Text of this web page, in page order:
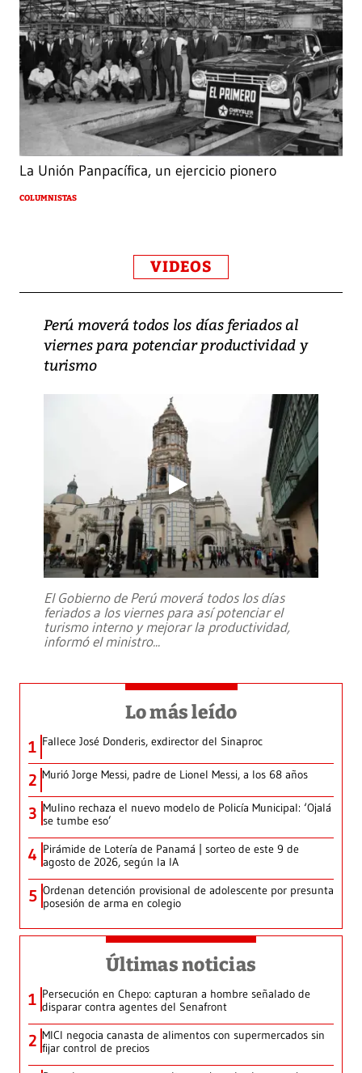
La Unión Panpacífica, un ejercicio pionero
COLUMNISTAS
VIDEOS
Perú moverá todos los días feriados al
viernes para potenciar productividad y
turismo
El Gobierno de Perú moverá todos los días
feriados a los viernes para así potenciar el
turismo interno y mejorar la productividad,
informó el ministro...
Lo más leído
1 Fallece José Donderis, exdirector del Sinaproc
2 Murió Jorge Messi, padre de Lionel Messi, a los 68 años
3 Mulino rechaza el nuevo modelo de Policía Municipal: ‘Ojalá
se tumbe eso’
4 Pirámide de Lotería de Panamá | sorteo de este 9 de
agosto de 2026, según la IA
5 Ordenan detención provisional de adolescente por presunta
posesión de arma en colegio
Últimas noticias
1 Persecución en Chepo: capturan a hombre señalado de
disparar contra agentes del Senafront
2 MICI negocia canasta de alimentos con supermercados sin
fijar control de precios